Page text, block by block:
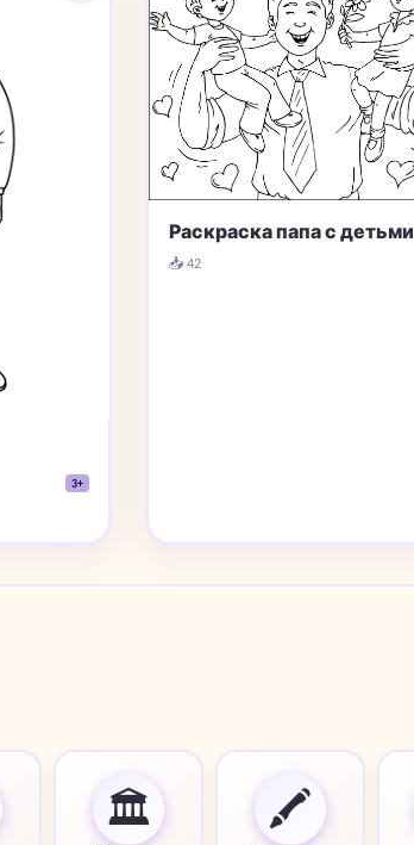
3+
Раскраска папа с детьми
📥 42
🏛️ 🖍️